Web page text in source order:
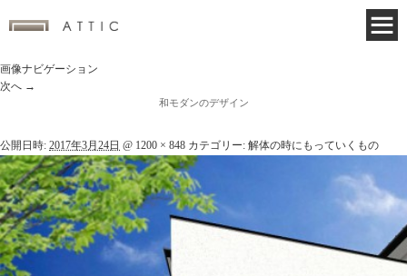
画像ナビゲーション
次へ →
和モダンのデザイン
公開日時: 2017年3月24日 @ 1200 × 848 カテゴリー: 解体の時にもっていくもの